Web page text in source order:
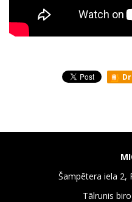
Šampētera iela 2,
Tālrunis